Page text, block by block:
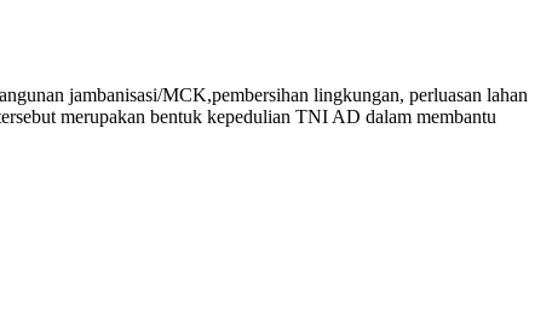
jambanisasi/MCK,pembersihan lingkungan, perluasan lahan
merupakan bentuk kepedulian TNI AD dalam membantu